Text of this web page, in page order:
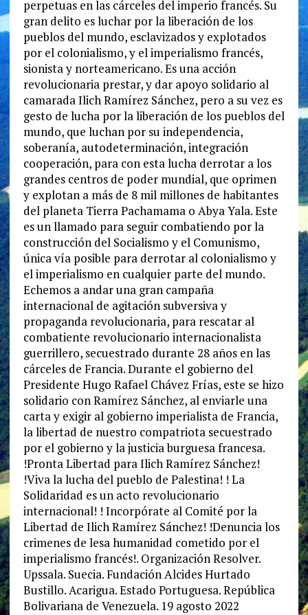
perpetuas en las cárceles del imperio francés. Su
gran delito es luchar por la liberación de los
pueblos del mundo, esclavizados y explotados
por el colonialismo, y el imperialismo francés,
sionista y norteamericano. Es una acción
revolucionaria prestar, y dar apoyo solidario al
camarada Ilich Ramírez Sánchez, pero a su vez es
gesto de lucha por la liberación de los pueblos del
mundo, que luchan por su independencia,
soberanía, autodeterminación, integración
cooperación, para con esta lucha derrotar a los
grandes centros de poder mundial, que oprimen
y explotan a más de 8 mil millones de habitantes
del planeta Tierra Pachamama o Abya Yala. Este
es un llamado para seguir combatiendo por la
construcción del Socialismo y el Comunismo,
única vía posible para derrotar al colonialismo y
el imperialismo en cualquier parte del mundo.
Echemos a andar una gran campaña
internacional de agitación subversiva y
propaganda revolucionaria, para rescatar al
combatiente revolucionario internacionalista
guerrillero, secuestrado durante 28 años en las
cárceles de Francia. Durante el gobierno del
Presidente Hugo Rafael Chávez Frías, este se hizo
solidario con Ramírez Sánchez, al enviarle una
carta y exigir al gobierno imperialista de Francia,
la libertad de nuestro compatriota secuestrado
por el gobierno y la justicia burguesa francesa.
!Pronta Libertad para Ilich Ramírez Sánchez!
!Viva la lucha del pueblo de Palestina! ! La
Solidaridad es un acto revolucionario
internacional! ! Incorpórate al Comité por la
Libertad de Ilich Ramírez Sánchez! !Denuncia los
crimenes de lesa humanidad cometido por el
imperialismo francés!. Organización Resolver.
Upssala. Suecia. Fundación Alcides Hurtado
Bustillo. Acarigua. Estado Portuguesa. República
Bolivariana de Venezuela. 19 agosto 2022